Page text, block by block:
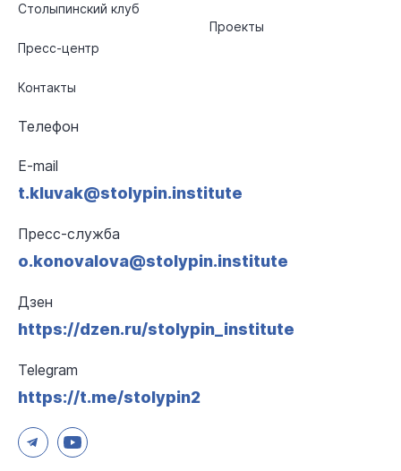
Столыпинский клуб
Пресс-центр
Контакты
Проекты
Телефон
E-mail
t.kluvak@stolypin.institute
Пресс-служба
o.konovalova@stolypin.institute
Дзен
https://dzen.ru/stolypin_institute
Telegram
https://t.me/stolypin2